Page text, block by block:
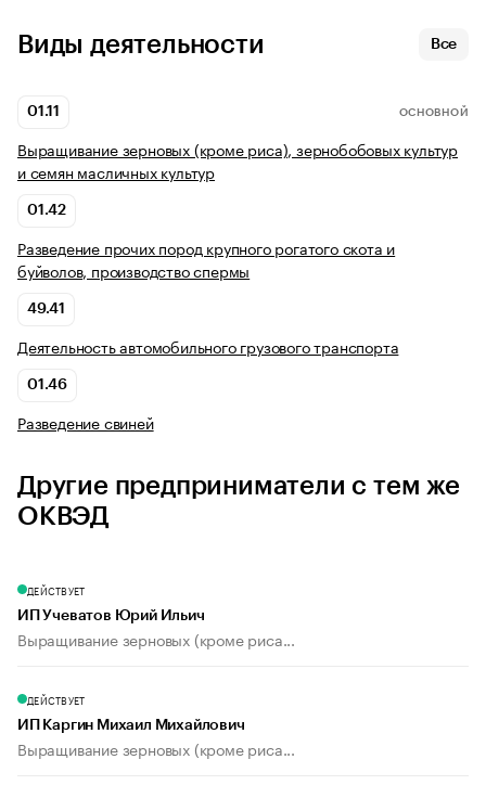
Виды деятельности Все
01.11 ОСНОВНОЙ
Выращивание зерновых (кроме риса), зернобобовых культур
и семян масличных культур
01.42
Разведение прочих пород крупного рогатого скота и
буйволов, производство спермы
49.41
Деятельность автомобильного грузового транспорта
01.46
Разведение свиней
Другие предприниматели с тем же
ОКВЭД
ДЕЙСТВУЕТ
ИП Учеватов Юрий Ильич
Выращивание зерновых (кроме риса...
ДЕЙСТВУЕТ
ИП Каргин Михаил Михайлович
Выращивание зерновых (кроме риса...